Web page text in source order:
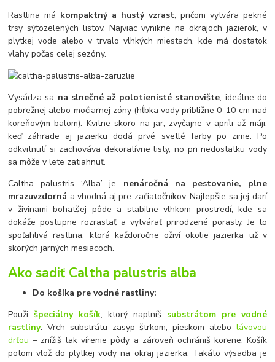
Rastlina má kompaktný a hustý vzrast, pričom vytvára pekné
trsy sýtozelených listov. Najviac vynikne na okrajoch jazierok, v
plytkej vode alebo v trvalo vlhkých miestach, kde má dostatok
vlahy počas celej sezóny.
Vysádza sa na slnečné až polotienisté stanovište, ideálne do
pobrežnej alebo močiarnej zóny (hĺbka vody približne 0–10 cm nad
koreňovým balom). Kvitne skoro na jar, zvyčajne v apríli až máji,
keď záhrade aj jazierku dodá prvé svetlé farby po zime. Po
odkvitnutí si zachováva dekoratívne listy, no pri nedostatku vody
sa môže v lete zatiahnuť.
Caltha palustris ‘Alba’ je nenáročná na pestovanie, plne
mrazuvzdorná a vhodná aj pre začiatočníkov. Najlepšie sa jej darí
v živinami bohatšej pôde a stabilne vlhkom prostredí, kde sa
dokáže postupne rozrastať a vytvárať prirodzené porasty. Je to
spoľahlivá rastlina, ktorá každoročne oživí okolie jazierka už v
skorých jarných mesiacoch.
Ako sadiť Caltha palustris alba
Do košíka pre vodné rastliny:
Použišpeciálny košík, ktorý naplníš substrátom pre vodné
rastliny. Vrch substrátu zasyp štrkom, pieskom alebo lávovou
drťou – znížiš tak vírenie pôdy a zároveň ochrániš korene. Košík
potom vlož do plytkej vody na okraj jazierka. Takáto výsadba je